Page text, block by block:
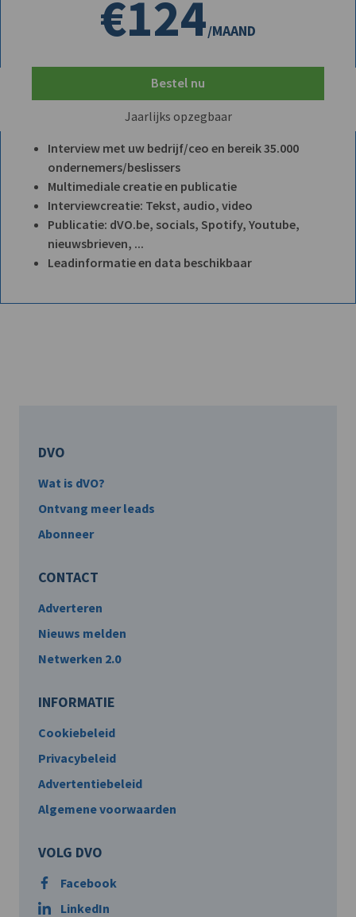
€124/MAAND
Bestel nu
Jaarlijks opzegbaar
Interview met uw bedrijf/ceo en bereik 35.000
ondernemers/beslissers
Multimediale creatie en publicatie
Interviewcreatie: Tekst, audio, video
Publicatie: dVO.be, socials, Spotify, Youtube,
nieuwsbrieven, ...
Leadinformatie en data beschikbaar
DVO
Wat is dVO?
Ontvang meer leads
Abonneer
CONTACT
Adverteren
Nieuws melden
Netwerken 2.0
INFORMATIE
Cookiebeleid
Privacybeleid
Advertentiebeleid
Algemene voorwaarden
VOLG DVO
Facebook
LinkedIn